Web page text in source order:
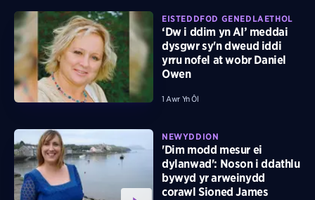
EISTEDDFOD GENEDLAETHOL
‘Dw i ddim yn AI’ meddai
dysgwr sy'n dweud iddi
yrru nofel at wobr Daniel
Owen
1 Awr Yn Ôl
NEWYDDION
'Dim modd mesur ei
dylanwad': Noson i ddathlu
bywyd yr arweinydd
corawl Sioned James